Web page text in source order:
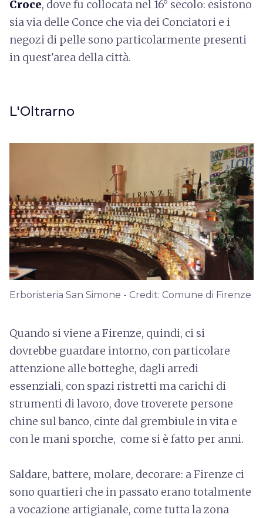
Croce, dove fu collocata nel 16° secolo: esistono
sia via delle Conce che via dei Conciatori e i
negozi di pelle sono particolarmente presenti
in quest'area della città.
L'Oltrarno
Erboristeria San Simone - Credit: Comune di Firenze
Quando si viene a Firenze, quindi, ci si
dovrebbe guardare intorno, con particolare
attenzione alle botteghe, dagli arredi
essenziali, con spazi ristretti ma carichi di
strumenti di lavoro, dove troverete persone
chine sul banco, cinte dal grembiule in vita e
con le mani sporche, come si è fatto per anni.
Saldare, battere, molare, decorare: a Firenze ci
sono quartieri che in passato erano totalmente
a vocazione artigianale, come tutta la zona